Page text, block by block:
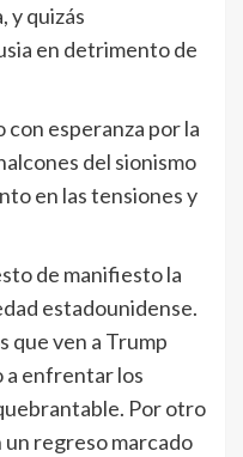
y quizás
en detrimento de
con esperanza por la
del sionismo
en las tensiones y
de manifiesto la
estadounidense.
que ven a Trump
a enfrentar los
Por otro
regreso marcado